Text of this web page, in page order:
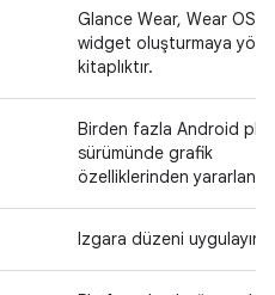
Glance Wear, Wear OS
widget oluşturmaya
kitaplıktır.
Birden fazla Android
sürümünde grafik
özelliklerinden
Izgara düzeni uygulayın.